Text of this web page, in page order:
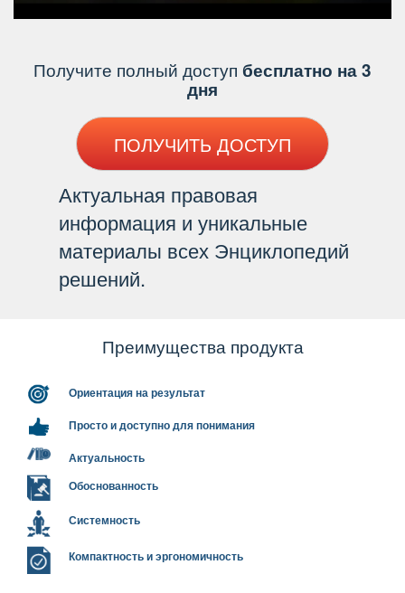
Получите полный доступ есплатно на 3
дня
ПОЛУЧИТЬ ДОСТУП
Актуальная правовая
информация и уникальные
материалы всех Энциклопедий
решений.
Преимущества продукта
Ориентация на результат
Просто и доступно для понимания
Актуальность
Обоснованность
Системность
Компактность и эргономичность